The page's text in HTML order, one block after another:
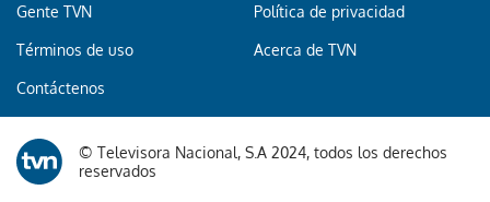
Gente TVN Política de privacidad
Términos de uso Acerca de TVN
Contáctenos
© Televisora Nacional, S.A 2024, todos los derechos
reservados